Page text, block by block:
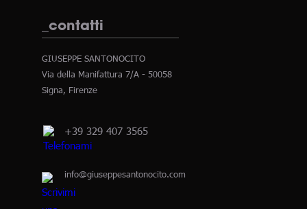
_contatti
GIUSEPPE SANTONOCITO
Via della Manifattura 7/A - 50058
Signa, Firenze
+39 329 407 3565
info@giuseppesantonocito.com